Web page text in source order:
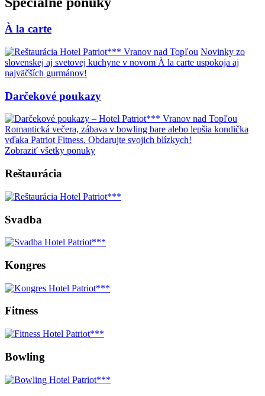
À la carte
Novinky zo
slovenskej aj svetovej kuchyne v novom À la carte uspokoja aj
najväčších gurmánov!
Darčekové poukazy
Romantická večera, zábava v bowling bare alebo lepšia kondička
vďaka Patriot Fitness. Obdarujte svojich blízkych!
Zobraziť všetky ponuky
Reštaurácia
Svadba
Kongres
Fitness
Bowling